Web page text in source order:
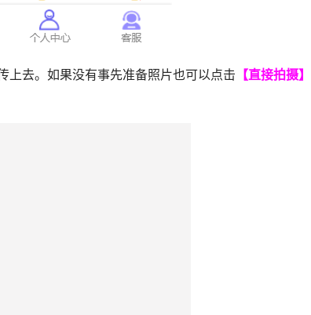
上去。如果没有事先准备照片也可以点击 【直接拍摄】